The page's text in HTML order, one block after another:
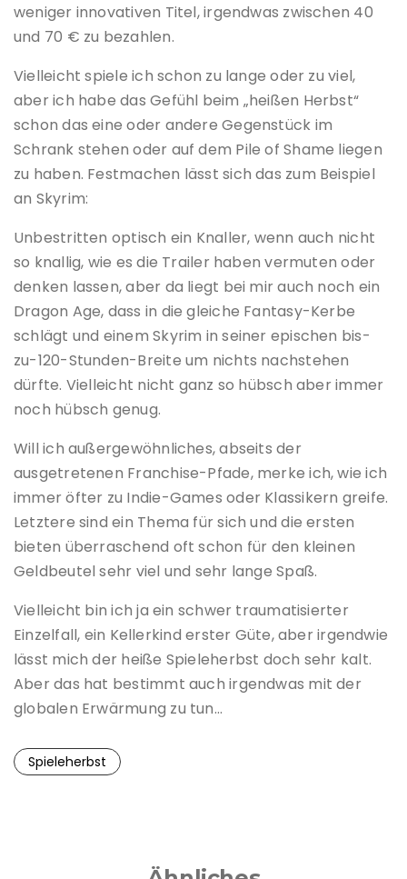
weniger innovativen Titel, irgendwas zwischen 40
und 70 € zu bezahlen.
Vielleicht spiele ich schon zu lange oder zu viel,
aber ich habe das Gefühl beim „heißen Herbst“
schon das eine oder andere Gegenstück im
Schrank stehen oder auf dem Pile of Shame liegen
zu haben. Festmachen lässt sich das zum Beispiel
an Skyrim:
Unbestritten optisch ein Knaller, wenn auch nicht
so knallig, wie es die Trailer haben vermuten oder
denken lassen, aber da liegt bei mir auch noch ein
Dragon Age, dass in die gleiche Fantasy-Kerbe
schlägt und einem Skyrim in seiner epischen bis-
zu-120-Stunden-Breite um nichts nachstehen
dürfte. Vielleicht nicht ganz so hübsch aber immer
noch hübsch genug.
Will ich außergewöhnliches, abseits der
ausgetretenen Franchise-Pfade, merke ich, wie ich
immer öfter zu Indie-Games oder Klassikern greife.
Letztere sind ein Thema für sich und die ersten
bieten überraschend oft schon für den kleinen
Geldbeutel sehr viel und sehr lange Spaß.
Vielleicht bin ich ja ein schwer traumatisierter
Einzelfall, ein Kellerkind erster Güte, aber irgendwie
lässt mich der heiße Spieleherbst doch sehr kalt.
Aber das hat bestimmt auch irgendwas mit der
globalen Erwärmung zu tun…
Spieleherbst